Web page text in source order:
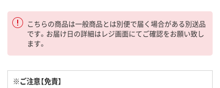
こちらの商品は一般商品とは別便で届く場合がある別送品
です。お届け日の詳細はレジ画面にてご確認をお願い致し
ます。
※ご注意【免責】